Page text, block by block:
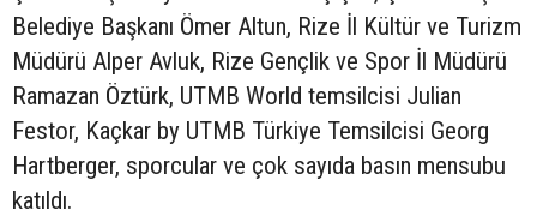
Belediye Başkanı Ömer Altun, Rize İl Kültür ve Turizm
Müdürü Alper Avluk, Rize Gençlik ve Spor İl Müdürü
Ramazan Öztürk, UTMB World temsilcisi Julian
Festor, Kaçkar by UTMB Türkiye Temsilcisi Georg
Hartberger, sporcular ve çok sayıda basın mensubu
katıldı.